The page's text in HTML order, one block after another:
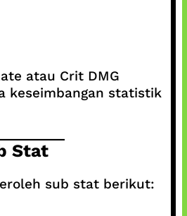
atau Crit DMG
keseimbangan statistik
Stat
sub stat berikut: